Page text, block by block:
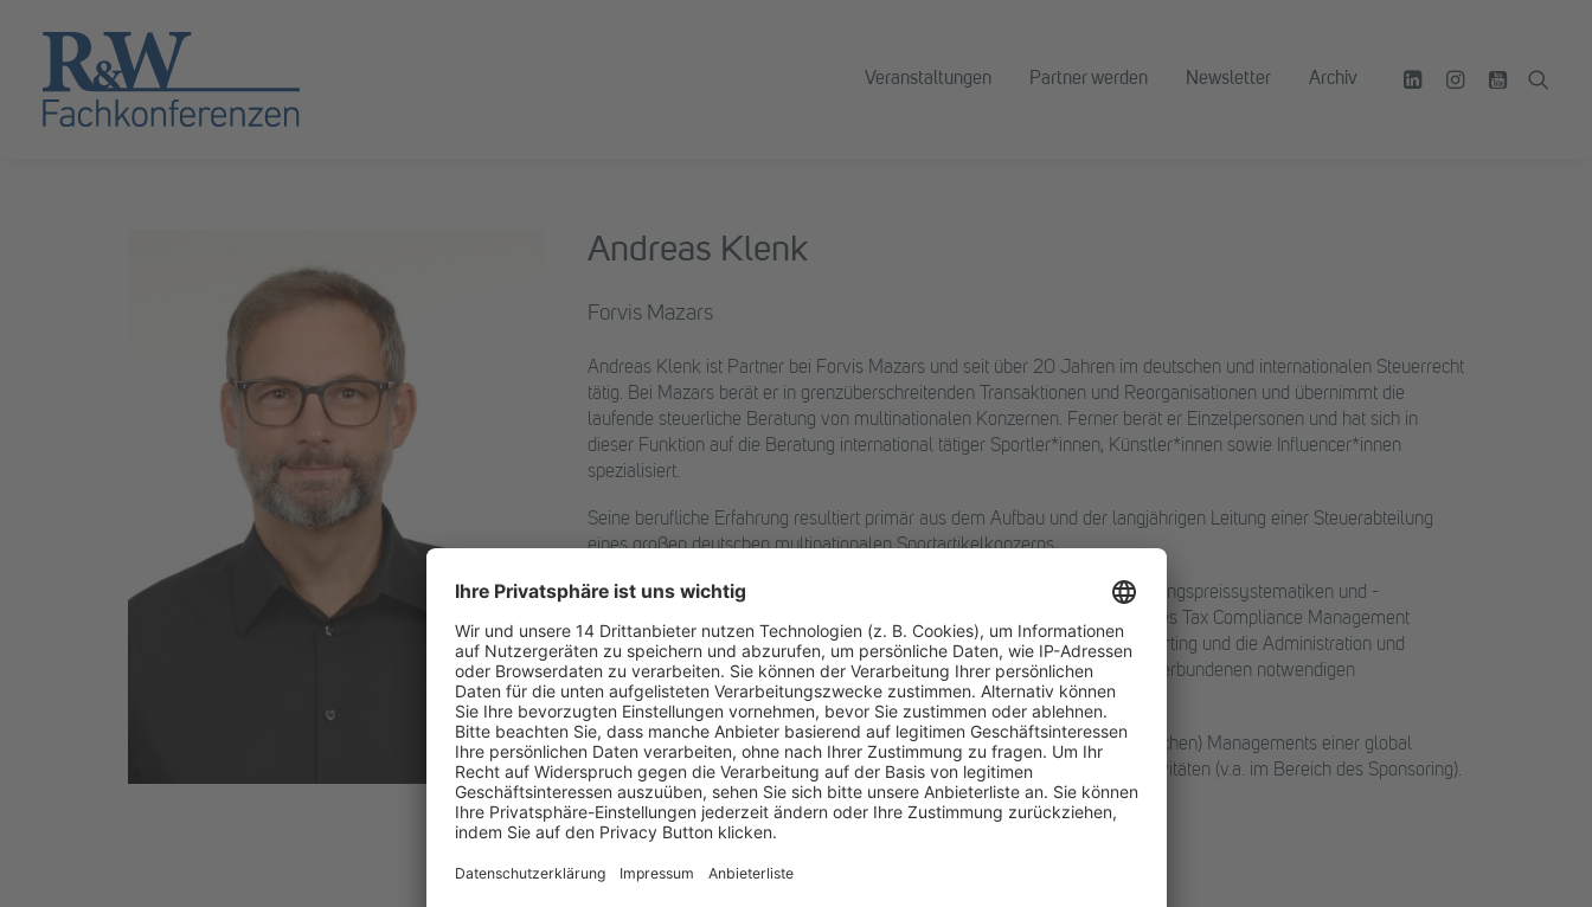
Veranstaltungen Partner werden Newsletter Archiv
Andreas Klenk
Forvis Mazars
Andreas Klenk ist Partner bei Forvis Mazars und seit über 20 Jahren im deutschen und internationalen Steuerrecht
tätig. Bei Mazars berät er in grenzüberschreitenden Transaktionen und Reorganisationen und übernimmt die
laufende steuerliche Beratung von multinationalen Konzernen. Ferner berät er Einzelpersonen und hat sich in
dieser Funktion auf die Beratung international tätiger Sportler*innen, Künstler*innen sowie Influencer*innen
spezialisiert.
Seine berufliche Erfahrung resultiert primär aus dem Aufbau und der langjährigen Leitung einer Steuerabteilung
eines großen deutschen multinationalen Sportartikelkonzerns.
Er leitete internationale Steuerprojekte, entwickelte und etablierte Verrechnungspreissystematiken und -
dokumentationen im In- und Ausland, sowie erarbeitete ein global wirksames Tax Compliance Management
System. Er verantwortete das konzerninterne Tax Accounting, das Tax Reporting und die Administration und
Beilegung von (grenzüberschreitenden) Steuerstreitigkeiten und der damit verbundenen notwendigen
Kommunikation mit den zuständigen Steuerbehörden.
Er hat u.a. für diese Funktion notwendige Erfahrung im Bereich des (steuerlichen) Managements einer global
funktionierenden Marke und in der Ausgestaltung internationaler Werbeaktivitäten (v.a. im Bereich des Sponsoring).
Andreas Klenk
Partner, Tax